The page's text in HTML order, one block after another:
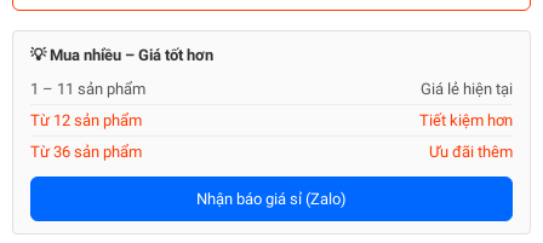
💡 Mua nhiều – Giá tốt hơn
1 – 11 sản phẩm
Giá lẻ hiện tại
Từ 12 sản phẩm
Tiết kiệm hơn
Từ 36 sản phẩm
Ưu đãi thêm
Nhận báo giá sỉ (Zalo)